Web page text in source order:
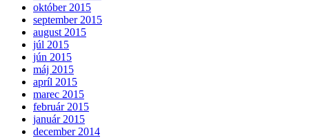
október 2015
september 2015
august 2015
júl 2015
jún 2015
máj 2015
apríl 2015
marec 2015
február 2015
január 2015
december 2014